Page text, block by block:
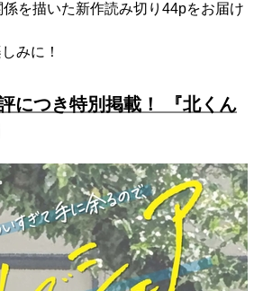
を描いた新作読み切り44pをお届け
みに！
につき特別掲載！ 『北くん